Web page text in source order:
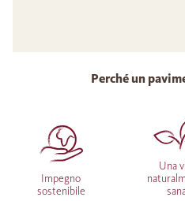
Perché un
Impegno
sostenibile
Una